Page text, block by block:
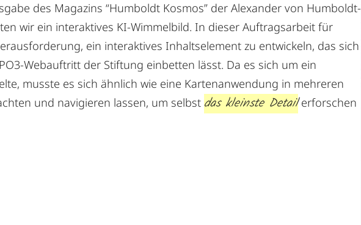
des Magazins “Humboldt Kosmos” der Alexander von Humboldt-
wir ein interaktives KI-Wimmelbild. In dieser Auftragsarbeit für
ein interaktives Inhaltselement zu entwickeln, das sich
Webauftritt der Stiftung einbetten lässt. Da es sich um ein
musste es sich ähnlich wie eine Kartenanwendung in mehreren
und navigieren lassen, um selbst das kleinste Detailerforschen